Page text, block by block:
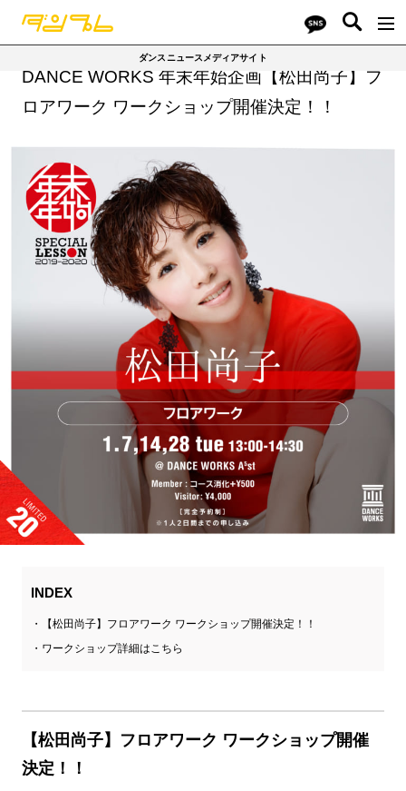
ダンスニュースメディアサイト
DANCE WORKS 年末年始企画【松田尚子】フ
ロアワーク ワークショップ開催決定！！
INDEX
【松田尚子】フロアワーク ワークショップ開催決定！！
ワークショップ詳細はこちら
【松田尚子】フロアワーク ワークショップ開催
決定！！